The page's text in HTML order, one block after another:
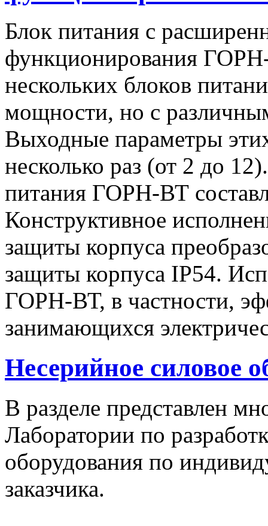
Блок питания с
функционирования
нескольких блоков
мощности, но с
Выходные параметры
несколько раз (от 2 до
питания ГОРН-ВТ
Конструктивное
защиты корпуса
защиты корпуса IP54.
ГОРН-ВТ, в частности,
занимающихся
Несерийное силовое
В разделе представлен
Лаборатории по
оборудования по
заказчика.